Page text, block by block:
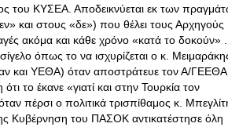
του ΚΥΣΕΑ. Αποδεικνύεται εκ των
και στους «δε») που θέλει τους Αρχηγούς
ακόμα και κάθε χρόνο «κατά το δοκούν» .
όπως το να ισχυρίζεται ο κ.
και ΥΕΘΑ) όταν αποστράτευε τον Α/ΓΕΕΘΑ
το έκανε «γιατί και στην Τουρκία τον
πέρσι ο πολιτικά τρισπίθαμος κ.
Κυβέρνηση του ΠΑΣΟΚ αντικατέστησε όλη